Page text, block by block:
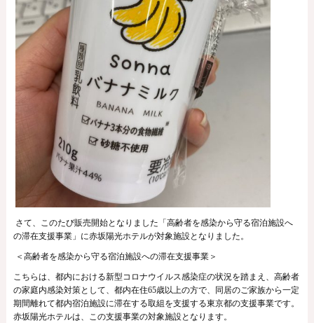
さて、このたび販売開始となりました「高齢者を感染から守る宿泊施設へ
の滞在支援事業」に赤坂陽光ホテルが対象施設となりました。
＜高齢者を感染から守る宿泊施設への滞在支援事業＞
こちらは、都内における新型コロナウイルス感染症の状況を踏まえ、高齢者
の家庭内感染対策として、都内在住65歳以上の方で、同居のご家族から一定
期間離れて都内宿泊施設に滞在する取組を支援する東京都の支援事業です。
赤坂陽光ホテルは、この支援事業の対象施設となります。